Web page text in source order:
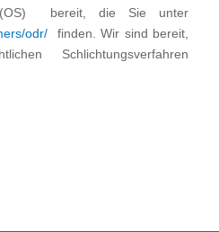
(OS) bereit, die Sie unter
odr/finden. Wir sind bereit,
Schlichtungsverfahren